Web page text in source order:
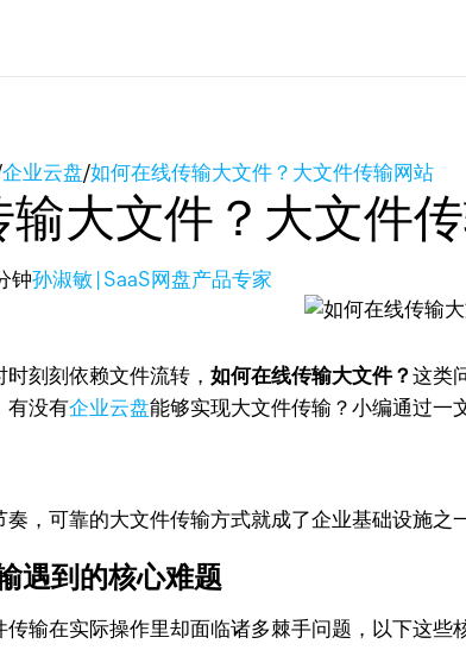
企业云盘/如何在线传输大文件？大文件传输网站
大文件？大文件
钟孙淑敏 | SaaS网盘产品专家
刻刻依赖文件流转，如何在线传输大文件？这类
有没有企业云盘能够实现大文件传输？小编通过一
，可靠的大文件传输方式就成了企业基础设施之
遇到的核心难题
输在实际操作里却面临诸多棘手问题，以下这些